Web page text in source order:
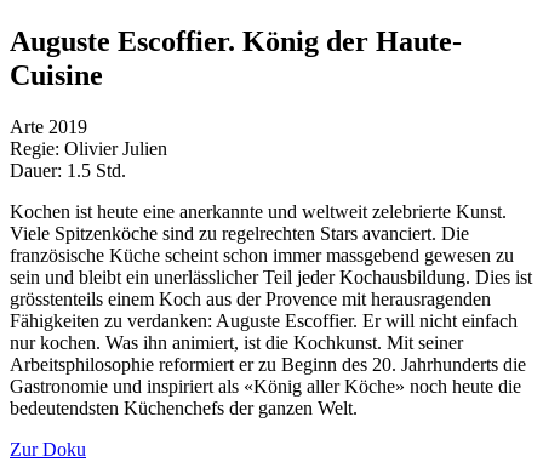
Auguste Escoffier. König der Haute-
Cuisine
Arte 2019
Regie: Olivier Julien
Dauer: 1.5 Std.
Kochen ist heute eine anerkannte und weltweit zelebrierte Kunst.
Viele Spitzenköche sind zu regelrechten Stars avanciert. Die
französische Küche scheint schon immer massgebend gewesen zu
sein und bleibt ein unerlässlicher Teil jeder Kochausbildung. Dies ist
grösstenteils einem Koch aus der Provence mit herausragenden
Fähigkeiten zu verdanken: Auguste Escoffier. Er will nicht einfach
nur kochen. Was ihn animiert, ist die Kochkunst. Mit seiner
Arbeitsphilosophie reformiert er zu Beginn des 20. Jahrhunderts die
Gastronomie und inspiriert als «König aller Köche» noch heute die
bedeutendsten Küchenchefs der ganzen Welt.
Zur Doku